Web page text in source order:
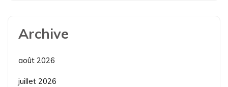
Archive
août 2026
juillet 2026